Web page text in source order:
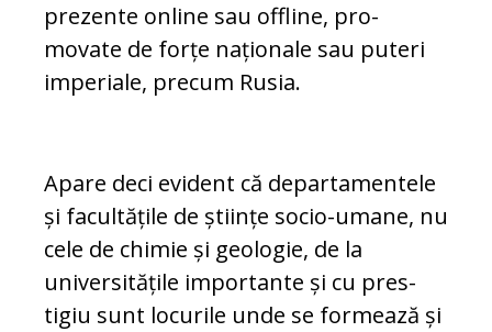
prezente online sau offline, pro­
movate de forțe naționale sau puteri
im­pe­riale, precum Rusia.
Apare deci evident că departamentele
și facul­tă­țile de științe socio-umane, nu
cele de chimie și geologie, de la
universitățile importante și cu pres­
tigiu sunt locurile unde se formează și